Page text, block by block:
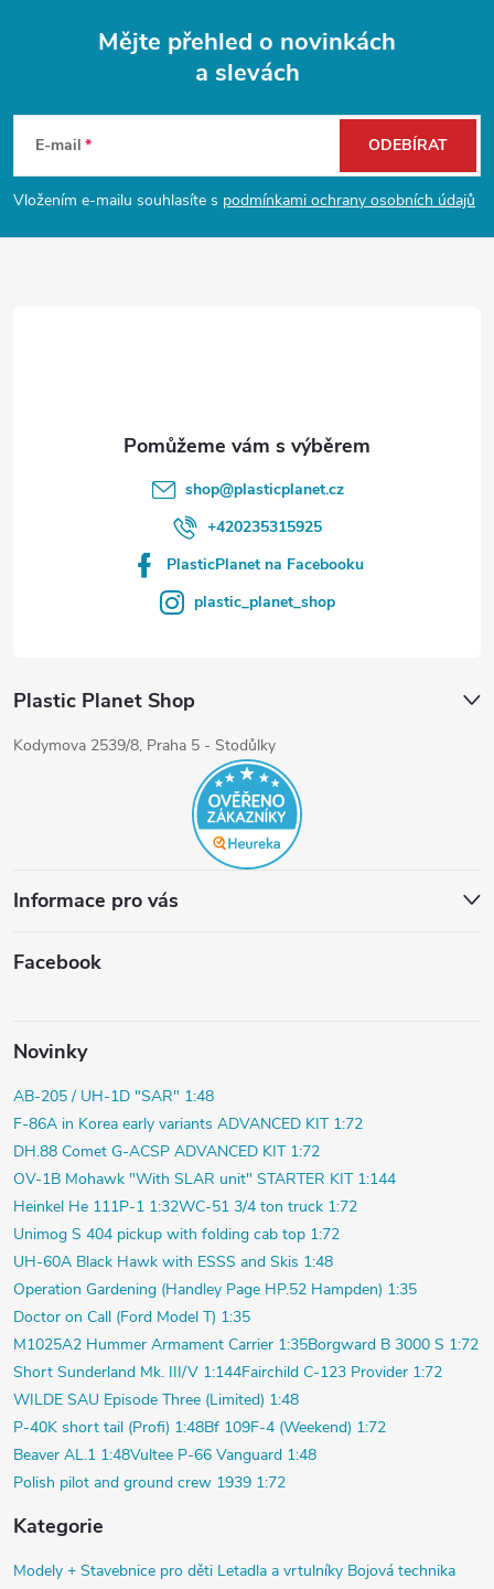
p
a
Mějte přehled o novinkách
a slevách
E-mail
Vložením e-mailu souhlasíte s podmínkami ochrany osobních údajů
ODEBÍRAT
shop@plasticplanet.cz
+420235315925
PlasticPlanet na Facebooku
plastic_planet_shop
Plastic Planet Shop
Kodymova 2539/8, Praha 5 - Stodůlky
Informace pro vás
Facebook
Novinky
AB-205 / UH-1D "SAR" 1:48
F-86A in Korea early variants ADVANCED KIT 1:72
DH.88 Comet G-ACSP ADVANCED KIT 1:72
OV-1B Mohawk "With SLAR unit" STARTER KIT 1:144
Heinkel He 111P-1 1:32WC-51 3/4 ton truck 1:72
Unimog S 404 pickup with folding cab top 1:72
UH-60A Black Hawk with ESSS and Skis 1:48
Operation Gardening (Handley Page HP.52 Hampden) 1:35
Doctor on Call (Ford Model T) 1:35
M1025A2 Hummer Armament Carrier 1:35Borgward B 3000 S 1:72
Short Sunderland Mk. III/V 1:144Fairchild C-123 Provider 1:72
WILDE SAU Episode Three (Limited) 1:48
P-40K short tail (Profi) 1:48Bf 109F-4 (Weekend) 1:72
Beaver AL.1 1:48Vultee P-66 Vanguard 1:48
Polish pilot and ground crew 1939 1:72
Kategorie
Modely + Stavebnice pro děti Letadla a vrtulníky Bojová technika